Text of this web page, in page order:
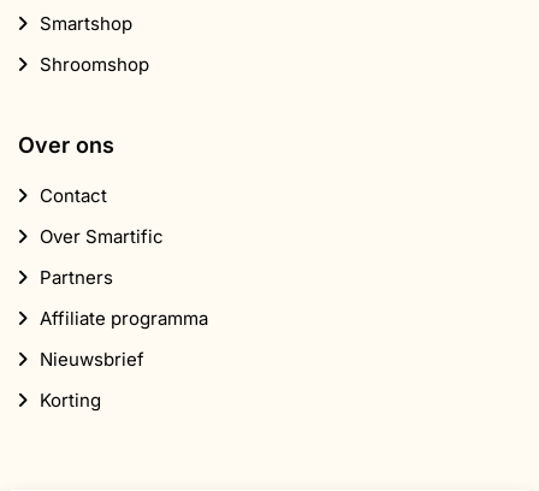
Smartshop
Shroomshop
Over ons
Contact
Over Smartific
Partners
Affiliate programma
Nieuwsbrief
Korting